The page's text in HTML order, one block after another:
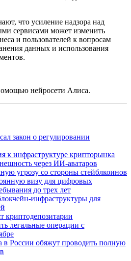
что усиление надзора над
сервисами может изменить
и пользователей к вопросам
данных и использования
нейросети Алиса.
закон о регулировании
к инфраструктуре крипторынка
через ИИ-аватаров
угрозу со стороны стейблкоинов
визу для цифровых
до трех лет
инфраструктуры для
криптодепозитарии
легальные операции с
в России обяжут проводить полную